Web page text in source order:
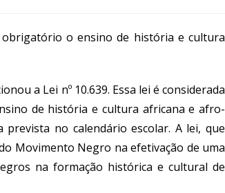
o ensino de história e cultura
a Lei nº 10.639. Essa lei é considerada
de história e cultura africana e afro-
no calendário escolar. A lei, que
Movimento Negro na efetivação de uma
na formação histórica e cultural de